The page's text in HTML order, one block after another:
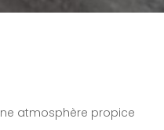
atmosphère propice